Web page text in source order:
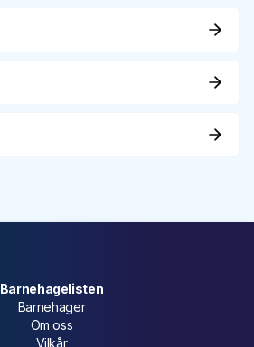
Barnehagelisten
Barnehager
Om oss
Vilkår